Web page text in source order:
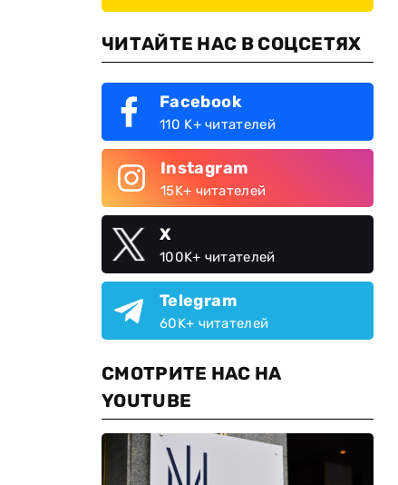
ЧИТАЙТЕ НАС В СОЦСЕТЯХ
Facebook
110 K+ читателей
Instagram
15K+ читателей
X
100K+ читателей
Telegram
60K+ читателей
СМОТРИТЕ НАС НА
YOUTUBE